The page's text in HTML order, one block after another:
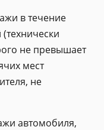
в течение
не превышает
мест
не
автомобиля,